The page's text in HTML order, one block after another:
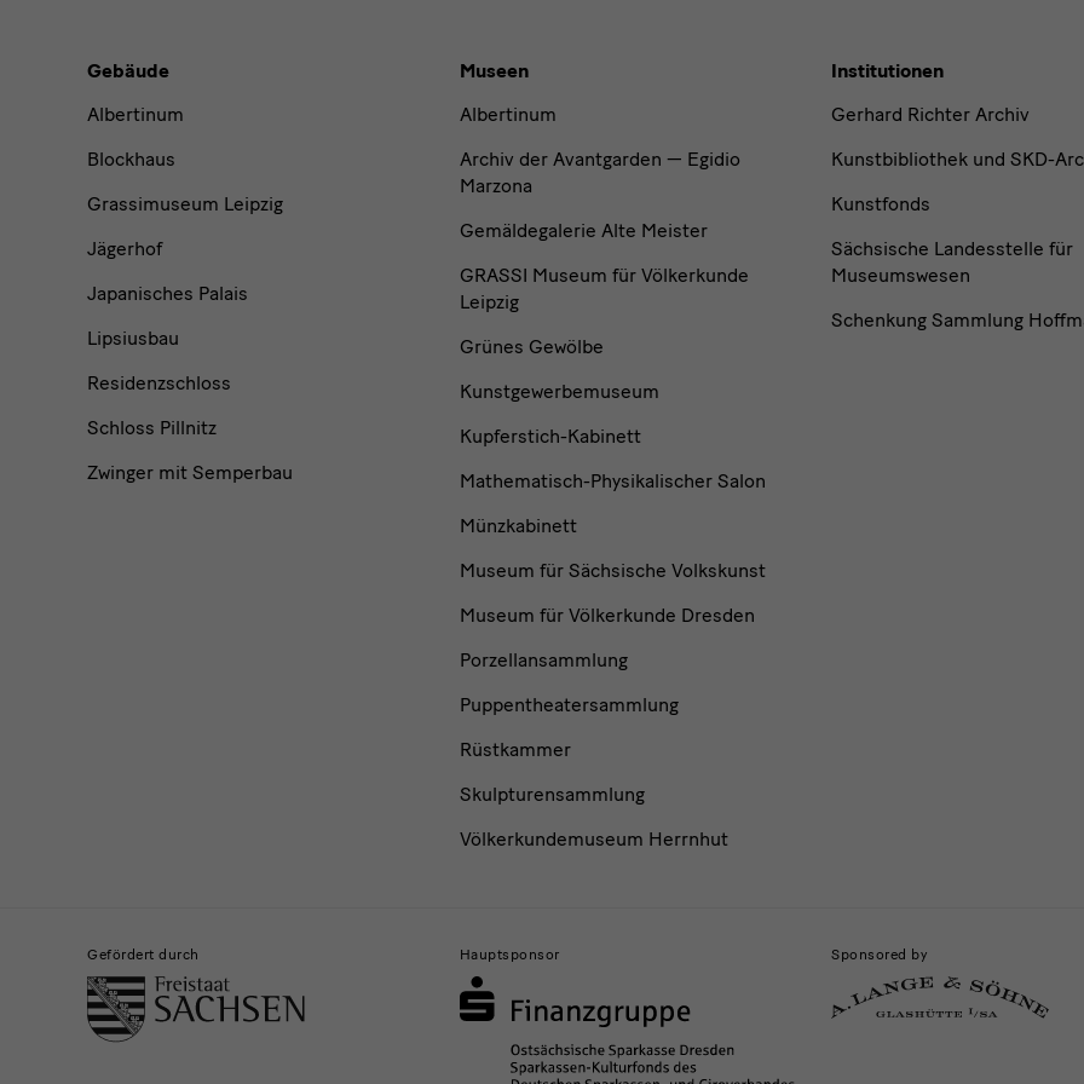
Gebäude,
Museen
und
Institutionen
Gebäude
Albertinum
Blockhaus
Grassimuseum Leipzig
Jägerhof
Japanisches Palais
Lipsiusbau
Residenzschloss
Schloss Pillnitz
Zwinger mit Semperbau
Museen
Albertinum
Archiv der Avantgarden — Egidio
Marzona
Gemäldegalerie Alte Meister
GRASSI Museum für Völkerkunde
Leipzig
Grünes Gewölbe
Kunstgewerbemuseum
Kupferstich-Kabinett
Mathematisch-Physikalischer Salon
Münzkabinett
Museum für Sächsische Volkskunst
Museum für Völkerkunde Dresden
Porzellansammlung
Puppentheatersammlung
Rüstkammer
Skulpturensammlung
Völkerkundemuseum Herrnhut
Institutionen
Gerhard Richter Archiv
Kunstbibliothek und SKD-
Kunstfonds
Sächsische Landesstelle für
Museumswesen
Schenkung Sammlung
Gefördert durch Hauptsponsor Sponsored by